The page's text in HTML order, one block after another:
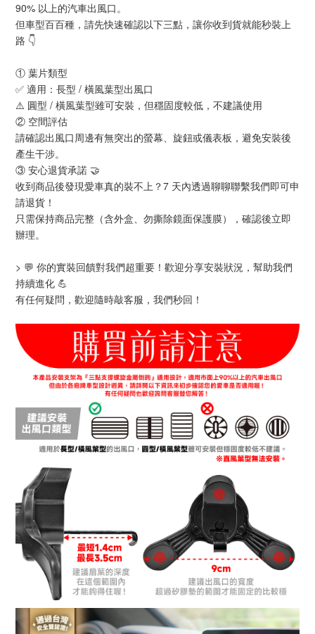
90% 以上的汽車出風口。
但車型百百種，請先快速確認以下三點，讓你收到貨就能秒裝上
路 👇
① 葉片類型
✅ 適用：長型 / 橫風葉型出風口
⚠️ 圓型 / 橫風葉型雖可安裝，但穩固度較低，不建議使用
② 空間評估
請確認出風口周邊有無突出的螢幕、旋鈕或儀表板，避免安裝後
產生干涉。
③ 安心退貨承諾 🤝
收到商品後發現愛車真的裝不上？7 天內透過聊聊聯繫我們即可申
請退貨！
只需保持商品完整（含外盒、勿撕除鏡面保護膜），確認後立即
辦理。
> 💬 你的實裝回饋對我們超重要！歡迎分享安裝狀況，幫助我們
持續進化 💪
有任何疑問，歡迎隨時敲客服，我們秒回！